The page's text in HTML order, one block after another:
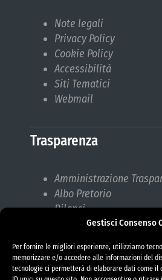
Gestisci Consenso
Per fornire le migliori esperienze, utilizziamo
memorizzare e/o accedere alle informazioni del
tecnologie ci permetterà di elaborare dati come il
Note legali
Privacy Policy
Cookie Policy
Accessibilità
Siti Tematici
Webmail
Trasparenza
Amministrazione
Albo Pretorio
Bilanci
Bandi di gara
Responsabile